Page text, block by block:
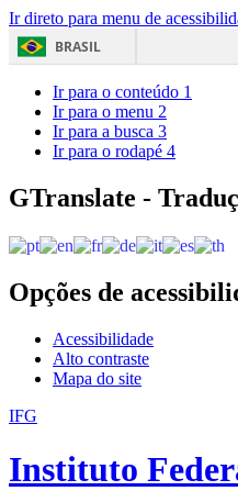
Ir direto para menu de
BRASIL
Ir para o conteúdo 1
Ir para o menu 2
Ir para a busca 3
Ir para o rodapé 4
GTranslate -
Opções de
Acessibilidade
Alto contraste
Mapa do site
IFG
Instituto